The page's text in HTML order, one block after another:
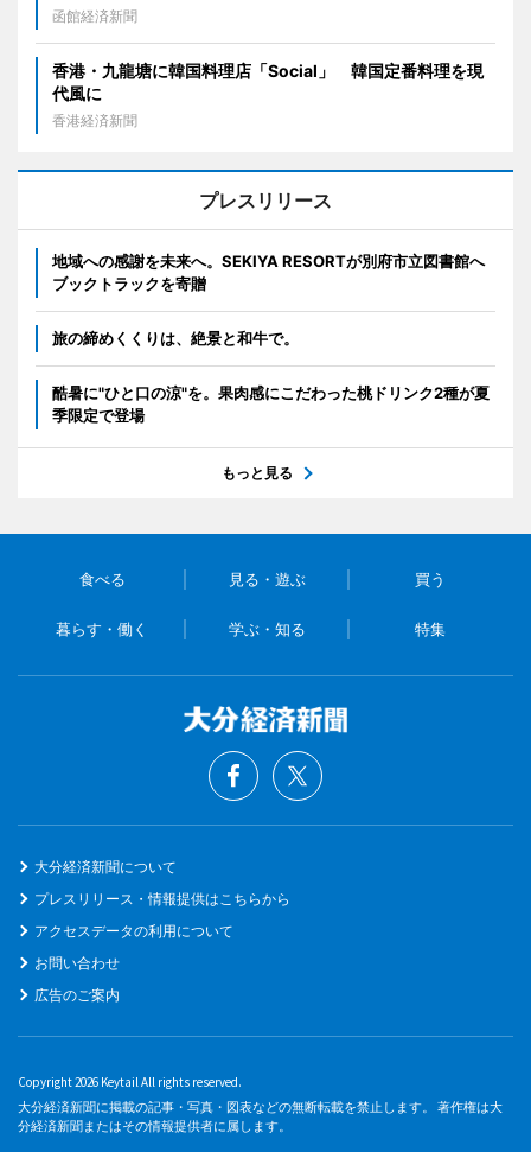
函館経済新聞
香港・九龍塘に韓国料理店「Social」 韓国定番料理を現
代風に
香港経済新聞
プレスリリース
地域への感謝を未来へ。SEKIYA RESORTが別府市立図書館へ
ブックトラックを寄贈
旅の締めくくりは、絶景と和牛で。
酷暑に"ひと口の涼"を。果肉感にこだわった桃ドリンク2種が夏
季限定で登場
もっと見る
食べる 見る・遊ぶ 買う
暮らす・働く 学ぶ・知る 特集
大分経済新聞について
プレスリリース・情報提供はこちらから
アクセスデータの利用について
お問い合わせ
広告のご案内
Copyright 2026 Keytail All rights reserved.
大分経済新聞に掲載の記事・写真・図表などの無断転載を禁止します。 著作権は大
分経済新聞またはその情報提供者に属します。